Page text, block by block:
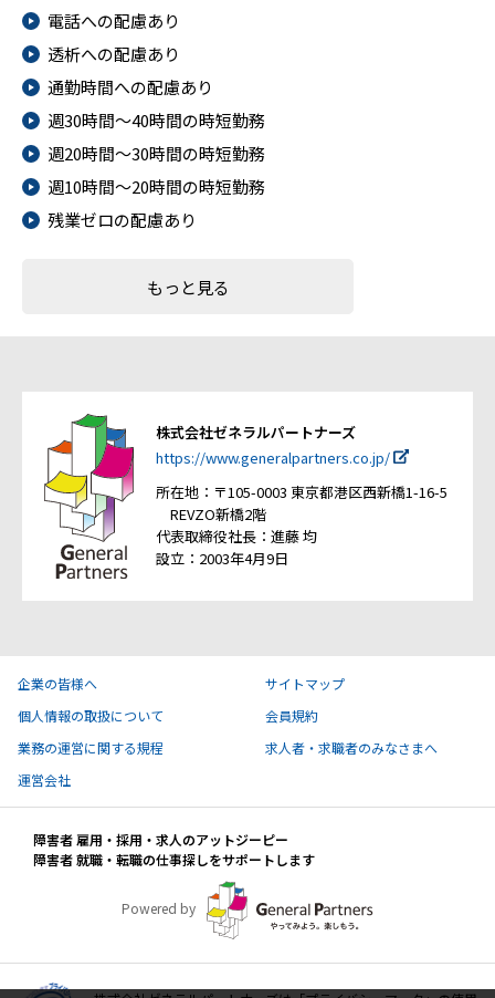
電話への配慮あり
透析への配慮あり
通勤時間への配慮あり
週30時間～40時間の時短勤務
週20時間～30時間の時短勤務
週10時間～20時間の時短勤務
残業ゼロの配慮あり
もっと見る
株式会社ゼネラルパートナーズ
https://www.generalpartners.co.jp/
所在地：〒105-0003 東京都港区西新橋1-16-5
REVZO新橋2階
代表取締役社長：進藤 均
設立：2003年4月9日
企業の皆様へ
サイトマップ
個人情報の取扱について
会員規約
業務の運営に関する規程
求人者・求職者のみなさまへ
運営会社
障害者 雇用・採用・求人のアットジーピー
障害者 就職・転職の仕事探しをサポートします
Powered by